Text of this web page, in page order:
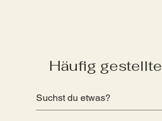
Häufig